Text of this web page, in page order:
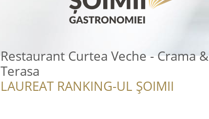
Restaurant Curtea Veche - Crama &
Terasa
LAUREAT RANKING-UL ȘOIMII